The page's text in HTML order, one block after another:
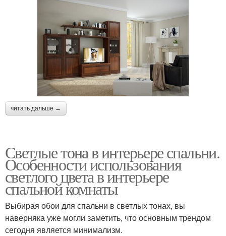
читать дальше →
Светлые тона в интерьере спальни.
Особенности использования
светлого цвета в интерьере
спальной комнаты
Выбирая обои для спальни в светлых тонах, вы
наверняка уже могли заметить, что основным трендом
сегодня является минимализм.